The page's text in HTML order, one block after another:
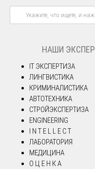
НАШИ
IT ЭКСПЕРТИЗА
ЛИНГВИСТИКА
КРИМИНАЛИСТИКА
АВТОТЕХНИКА
СТРОЙЭКСПЕРТИЗА
ENGINEERING
I N T E L L E C T
ЛАБОРАТОРИЯ
МЕДИЦИНА
О Ц Е Н К А